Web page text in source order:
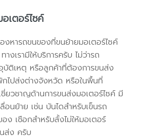
เตอร์ไซค์
งหารถขนของที่ขนย้ายมอเตอร์ไซค์
งเรามีให้บริการครับ ไม่ว่ารถ
บัติเหตุ หรือลูกค้าที่ต้องการขนส่ง
กไปส่งต่างจังหวัด หรือในพื้นที่
ชี่ยวชาญด้านการขนส่งมอเตอร์ไซค์ มี
นย้าย เช่น บันไดสำหรับเข็นรถ
ง เชือกสำหรับลั้งไม่ให้มอเตอร์
ส่ง ครับ